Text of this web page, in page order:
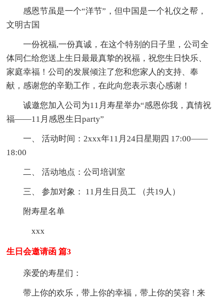
感恩节虽是一个“洋节”，但中国是一个礼仪之帮，
文明古国
一份祝福,一份真诚，在这个特别的日子里，公司全
体同仁给您送上生日最最真挚的祝福，祝您生日快乐、
家庭幸福！公司的发展倾注了您和您家人的支持、奉
献，感谢您的辛勤工作，在此向您表示衷心感谢！
诚邀您加入公司为11月寿星举办“感恩你我，真情祝
福——11月感恩生日party”
一、 活动时间：2xxx年11月24日星期四 17:00——
18:00
二、 活动地点：公司培训室
三、 参加对象： 11月生日员工 （共19人）
附寿星名单
xxx
生日会邀请函 篇3
亲爱的寿星们：
带上你的欢乐，带上你的幸福，带上你的笑容 ! 来